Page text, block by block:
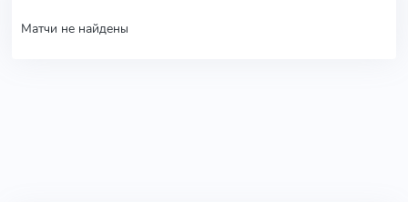
Матчи не найдены